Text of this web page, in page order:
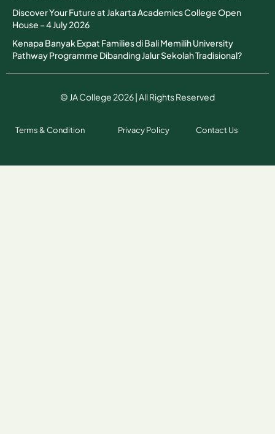
Discover Your Future at Jakarta Academics College Open
House – 4 July 2026
Kenapa Banyak Expat Families di Bali Memilih University
Pathway Programme Dibanding Jalur Sekolah Tradisional?
© JA College 2026 | All Rights Reserved
Terms & Condition Privacy Policy Contact Us